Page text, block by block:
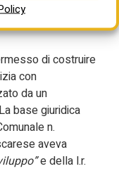
e la delibera
di costruire
con
da un
base giuridica
n.
aveva
e della l.r.